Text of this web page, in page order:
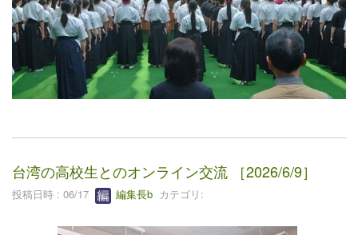
台湾の高校生とのオンライン交流 ［2026/6/9］
投稿日時 : 06/17 編集長b カテゴリ: